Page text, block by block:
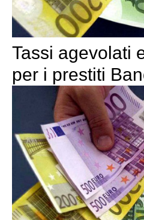
Tassi agevolati
per i prestiti